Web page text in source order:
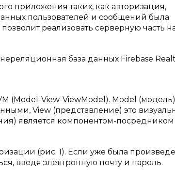
приложения таких, как авторизация,
пользователей и сообщений была
реализовать серверную часть
база данных Firebase
(Model-View-ViewModel). Model (модель)
View (представление) это
является компонентом-
(рис. 1). Если уже была
введя электронную почту и пароль.